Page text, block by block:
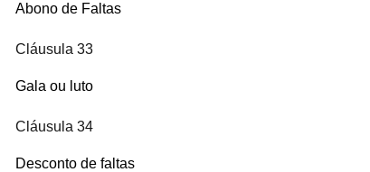
Abono de Faltas
Cláusula 33
Gala ou luto
Cláusula 34
Desconto de faltas